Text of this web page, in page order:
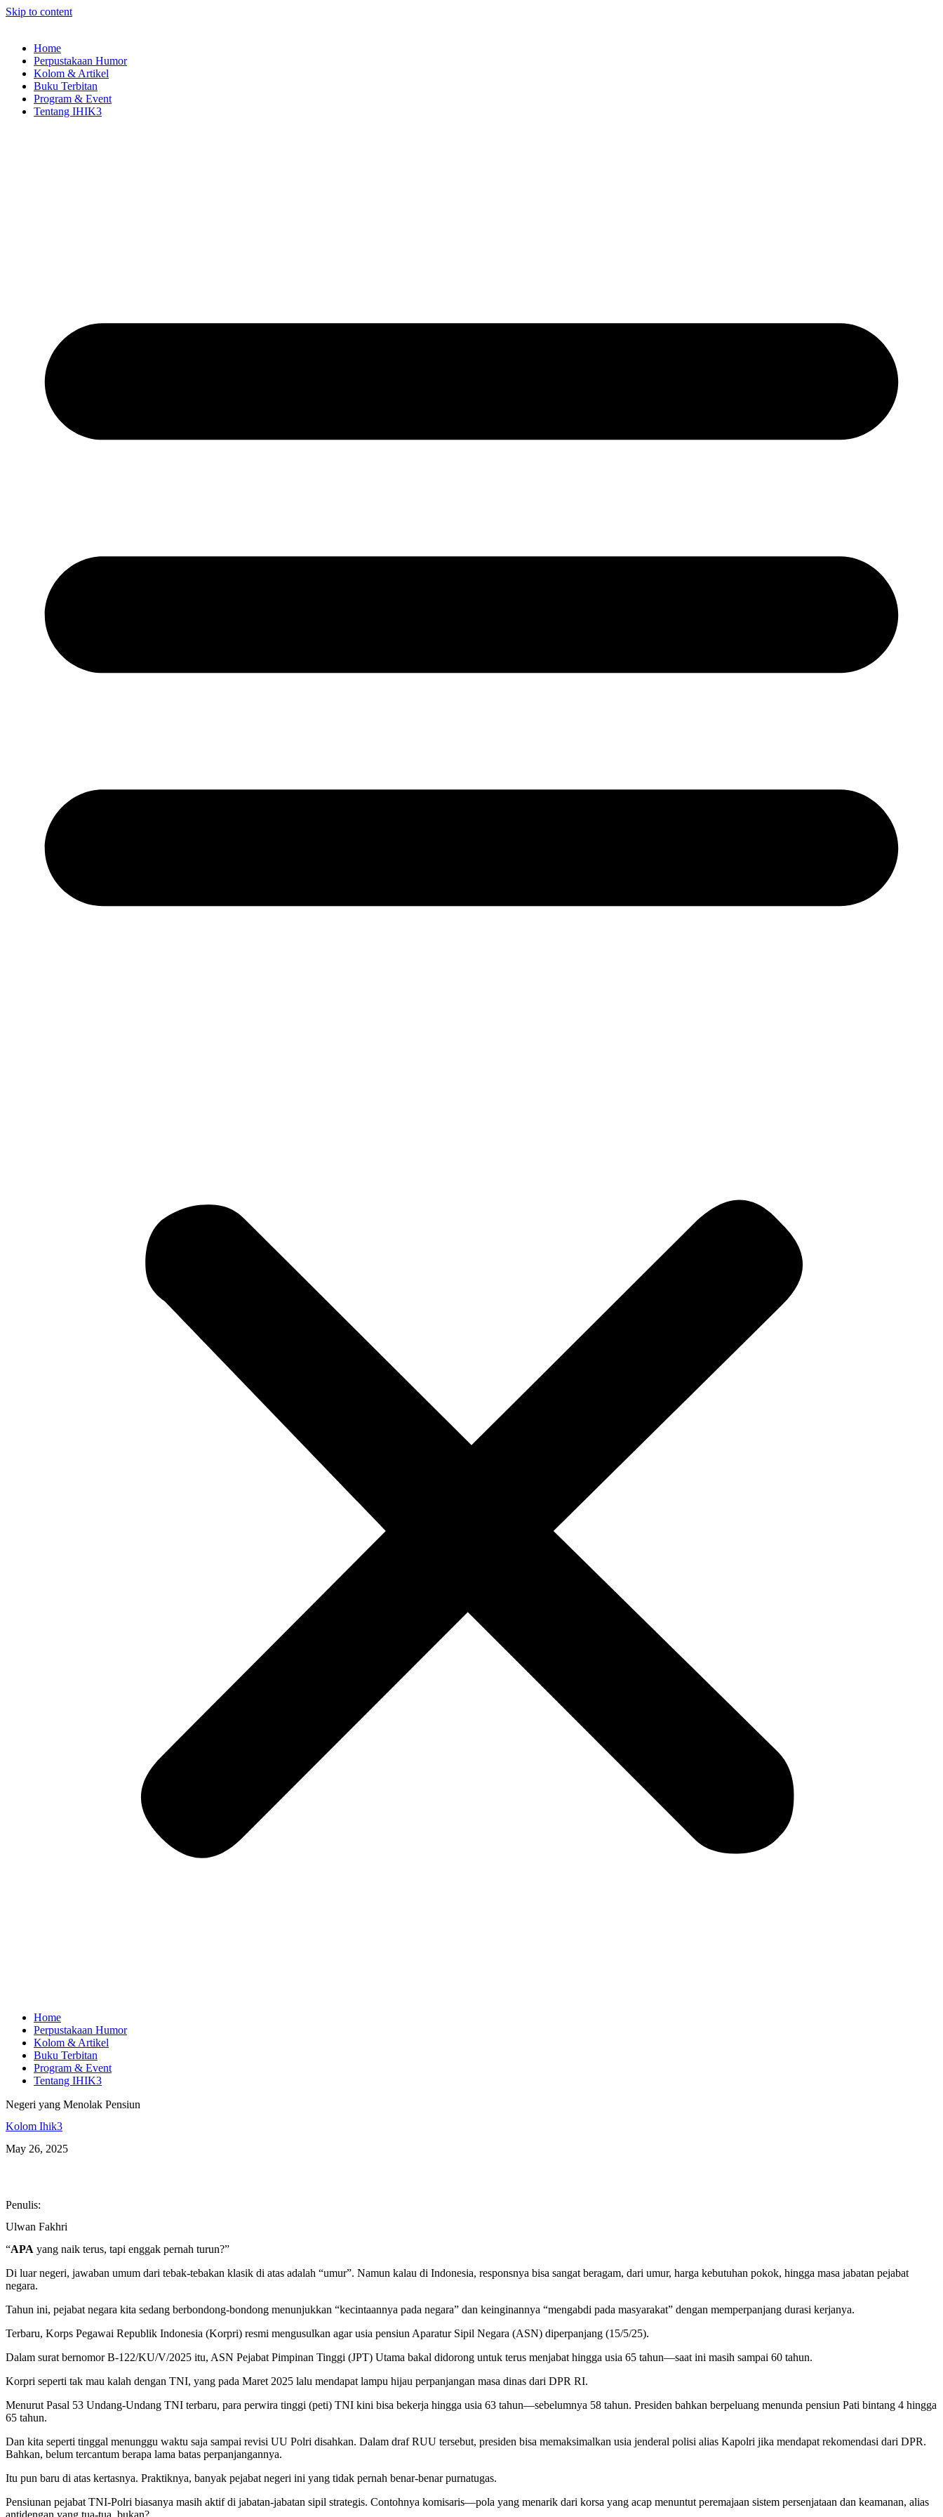
Skip to content
Home
Perpustakaan Humor
Kolom & Artikel
Buku Terbitan
Program & Event
Tentang IHIK3
Home
Perpustakaan Humor
Kolom & Artikel
Buku Terbitan
Program & Event
Tentang IHIK3
Negeri yang Menolak Pensiun
Kolom Ihik3
May 26, 2025
Penulis:
Ulwan Fakhri
“APA yang naik terus, tapi enggak pernah turun?”
Di luar negeri, jawaban umum dari tebak-tebakan klasik di atas adalah “umur”. Namun kalau di Indonesia, responsnya bisa sangat beragam, dari umur, harga kebutuhan pokok, hingga masa jabatan pejabat
negara.
Tahun ini, pejabat negara kita sedang berbondong-bondong menunjukkan “kecintaannya pada negara” dan keinginannya “mengabdi pada masyarakat” dengan memperpanjang durasi kerjanya.
Terbaru, Korps Pegawai Republik Indonesia (Korpri) resmi mengusulkan agar usia pensiun Aparatur Sipil Negara (ASN) diperpanjang (15/5/25).
Dalam surat bernomor B-122/KU/V/2025 itu, ASN Pejabat Pimpinan Tinggi (JPT) Utama bakal didorong untuk terus menjabat hingga usia 65 tahun—saat ini masih sampai 60 tahun.
Korpri seperti tak mau kalah dengan TNI, yang pada Maret 2025 lalu mendapat lampu hijau perpanjangan masa dinas dari DPR RI.
Menurut Pasal 53 Undang-Undang TNI terbaru, para perwira tinggi (peti) TNI kini bisa bekerja hingga usia 63 tahun—sebelumnya 58 tahun. Presiden bahkan berpeluang menunda pensiun Pati bintang 4 hingga
65 tahun.
Dan kita seperti tinggal menunggu waktu saja sampai revisi UU Polri disahkan. Dalam draf RUU tersebut, presiden bisa memaksimalkan usia jenderal polisi alias Kapolri jika mendapat rekomendasi dari DPR.
Bahkan, belum tercantum berapa lama batas perpanjangannya.
Itu pun baru di atas kertasnya. Praktiknya, banyak pejabat negeri ini yang tidak pernah benar-benar purnatugas.
Pensiunan pejabat TNI-Polri biasanya masih aktif di jabatan-jabatan sipil strategis. Contohnya komisaris—pola yang menarik dari korsa yang acap menuntut peremajaan sistem persenjataan dan keamanan, alias
antidengan yang tua-tua, bukan?